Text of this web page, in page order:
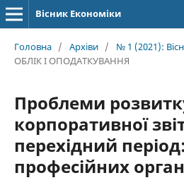
Вісник Економіки
Головна / Архіви / № 1 (2021):
ОБЛІК І ОПОДАТКУВАННЯ
Проблеми
корпоративної
перехідний
професійних